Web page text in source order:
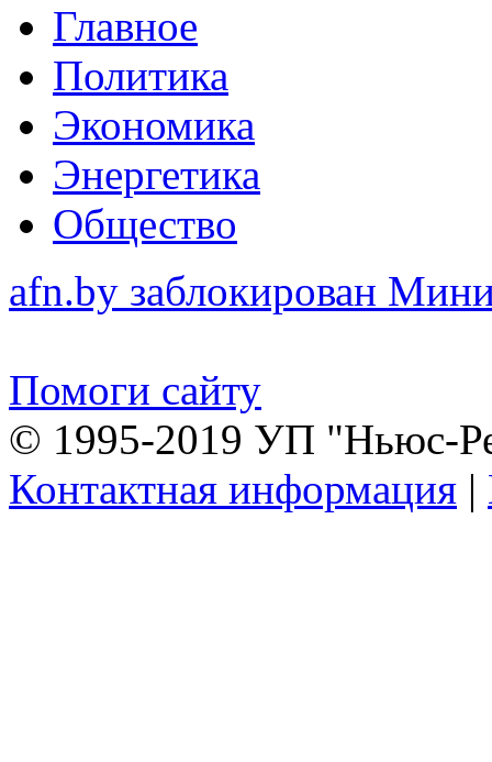
Главное
Политика
Экономика
Энергетика
Общество
afn.by заблокирован
Помоги сайту
© 1995-2019 УП "Ньюс-
Контактная информация |